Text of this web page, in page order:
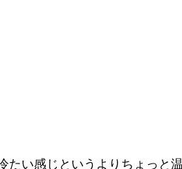
い感じというよりちょっと